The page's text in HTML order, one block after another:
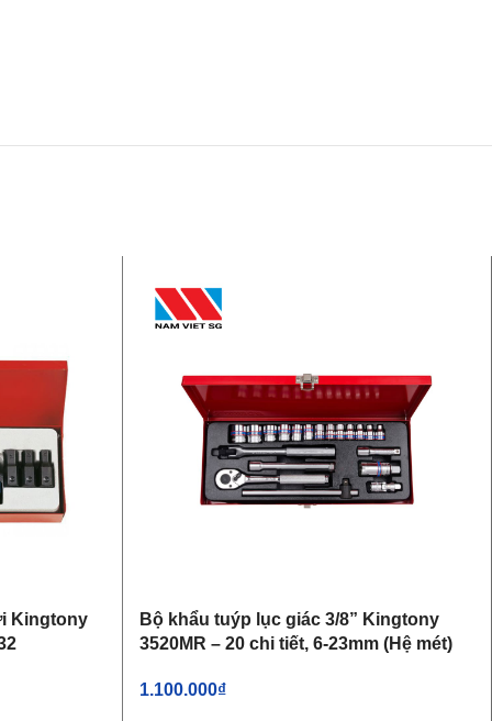
Kingtony
Bộ khẩu tuýp lục giác 3/8” Kingtony
3520MR – 20 chi tiết, 6-23mm (Hệ mét)
1.100.000₫